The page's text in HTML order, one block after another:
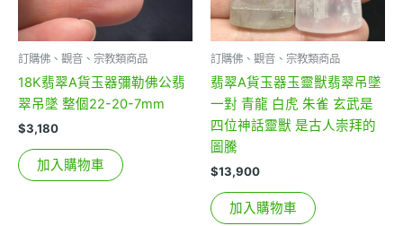
訂購佛、觀音、宗教類商品
18K翡翠A貨玉器彌勒佛公翡
翠吊墜 整個22-20-7mm
$3,180
加入購物車
訂購佛、觀音、宗教類商品
翡翠A貨玉器玉靈獸翡翠吊墜
一對 青龍 白虎 朱雀 玄武是
四位神話靈獸 是古人崇拜的
圖騰
$13,900
加入購物車